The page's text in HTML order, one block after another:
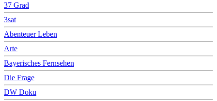
37 Grad
3sat
Abenteuer Leben
Arte
Bayerisches Fernsehen
Die Frage
DW Doku